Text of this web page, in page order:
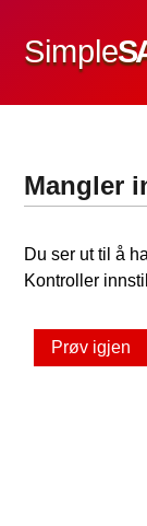
Simple
Mangler
Du ser ut til å
Kontroller
Prøv igjen